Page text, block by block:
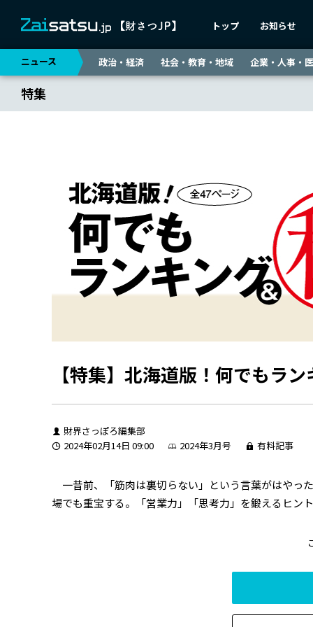
トップ お知らせ
ニュース 政治・経済 社会・教育・地域 企業・人事・
特集
【特集】北海道版！何でもラ
財界さっぽろ編集部
2024年02月14日 09:00
2024年3月号 有料記事
一昔前、「筋肉は裏切らない」という言葉がはやっ
場でも重宝する。「営業力」「思考力」を鍛えるヒン